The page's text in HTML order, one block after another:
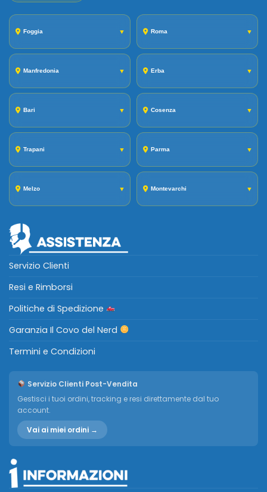
Foggia ▼ Roma ▼
Manfredonia ▼ Erba ▼
Bari ▼ Cosenza ▼
Trapani ▼ Parma ▼
Melzo ▼ Montevarchi ▼
Servizio Clienti
Resi e Rimborsi
Politiche di Spedizione
Garanzia Il Covo del Nerd
Termini e Condizioni
Servizio Clienti Post-Vendita
Gestisci i tuoi ordini, tracking e resi direttamente dal tuo
account.
Vai ai miei ordini →